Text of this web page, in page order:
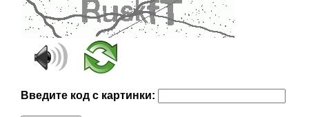
Введите код с картинки: